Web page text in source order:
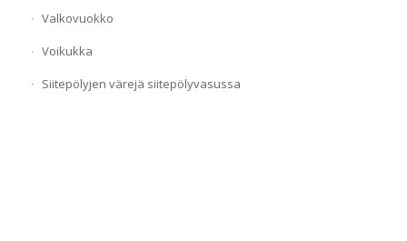
Valkovuokko
Voikukka
Siitepölyjen värejä siitepölyvasussa